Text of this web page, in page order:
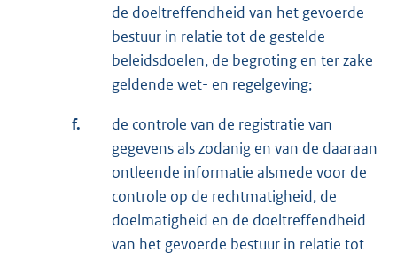
de doeltreffendheid van het gevoerde
bestuur in relatie tot de gestelde
beleidsdoelen, de begroting en ter zake
geldende wet- en regelgeving;
f.
de controle van de registratie van
gegevens als zodanig en van de daaraan
ontleende informatie alsmede voor de
controle op de rechtmatigheid, de
doelmatigheid en de doeltreffendheid
van het gevoerde bestuur in relatie tot